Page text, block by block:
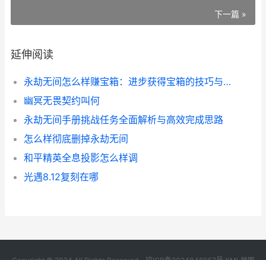
下一篇 »
延伸阅读
永劫无间怎么样赚宝箱：进步获得宝箱的技巧与技巧
幽冥无畏契约叫何
永劫无间手册挑战任务全面解析与高效完成思路
怎么样彻底删掉永劫无间
和平精英全息投影怎么样调
光遇8.12复刻在哪